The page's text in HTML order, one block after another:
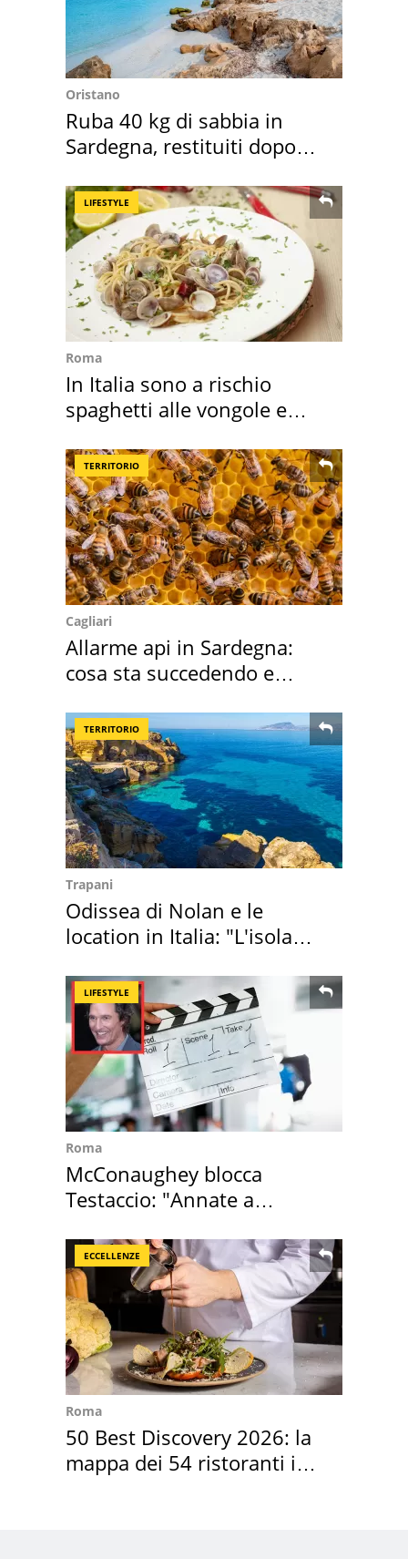
Oristano
Ruba 40 kg di sabbia in
Sardegna, restituiti dopo
LIFESTYLE
Roma
In Italia sono a rischio
spaghetti alle vongole e
TERRITORIO
Cagliari
Allarme api in Sardegna:
cosa sta succedendo e
TERRITORIO
Trapani
Odissea di Nolan e le
location in Italia: "L'isola
LIFESTYLE
Roma
McConaughey blocca
Testaccio: "Annate a
ECCELLENZE
Roma
50 Best Discovery 2026: la
mappa dei 54 ristoranti in